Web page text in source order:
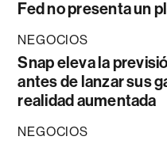
Fed no presenta un
NEGOCIOS
Snap eleva la
antes de lanzar sus
realidad aumentada
NEGOCIOS